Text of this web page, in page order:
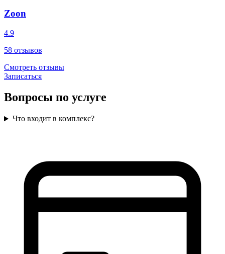
Zoon
4.9
58 отзывов
Смотреть отзывы
Записаться
Вопросы по услуге
Что входит в комплекс?